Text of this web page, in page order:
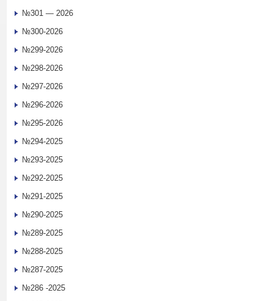
№301 — 2026
№300-2026
№299-2026
№298-2026
№297-2026
№296-2026
№295-2026
№294-2025
№293-2025
№292-2025
№291-2025
№290-2025
№289-2025
№288-2025
№287-2025
№286 -2025